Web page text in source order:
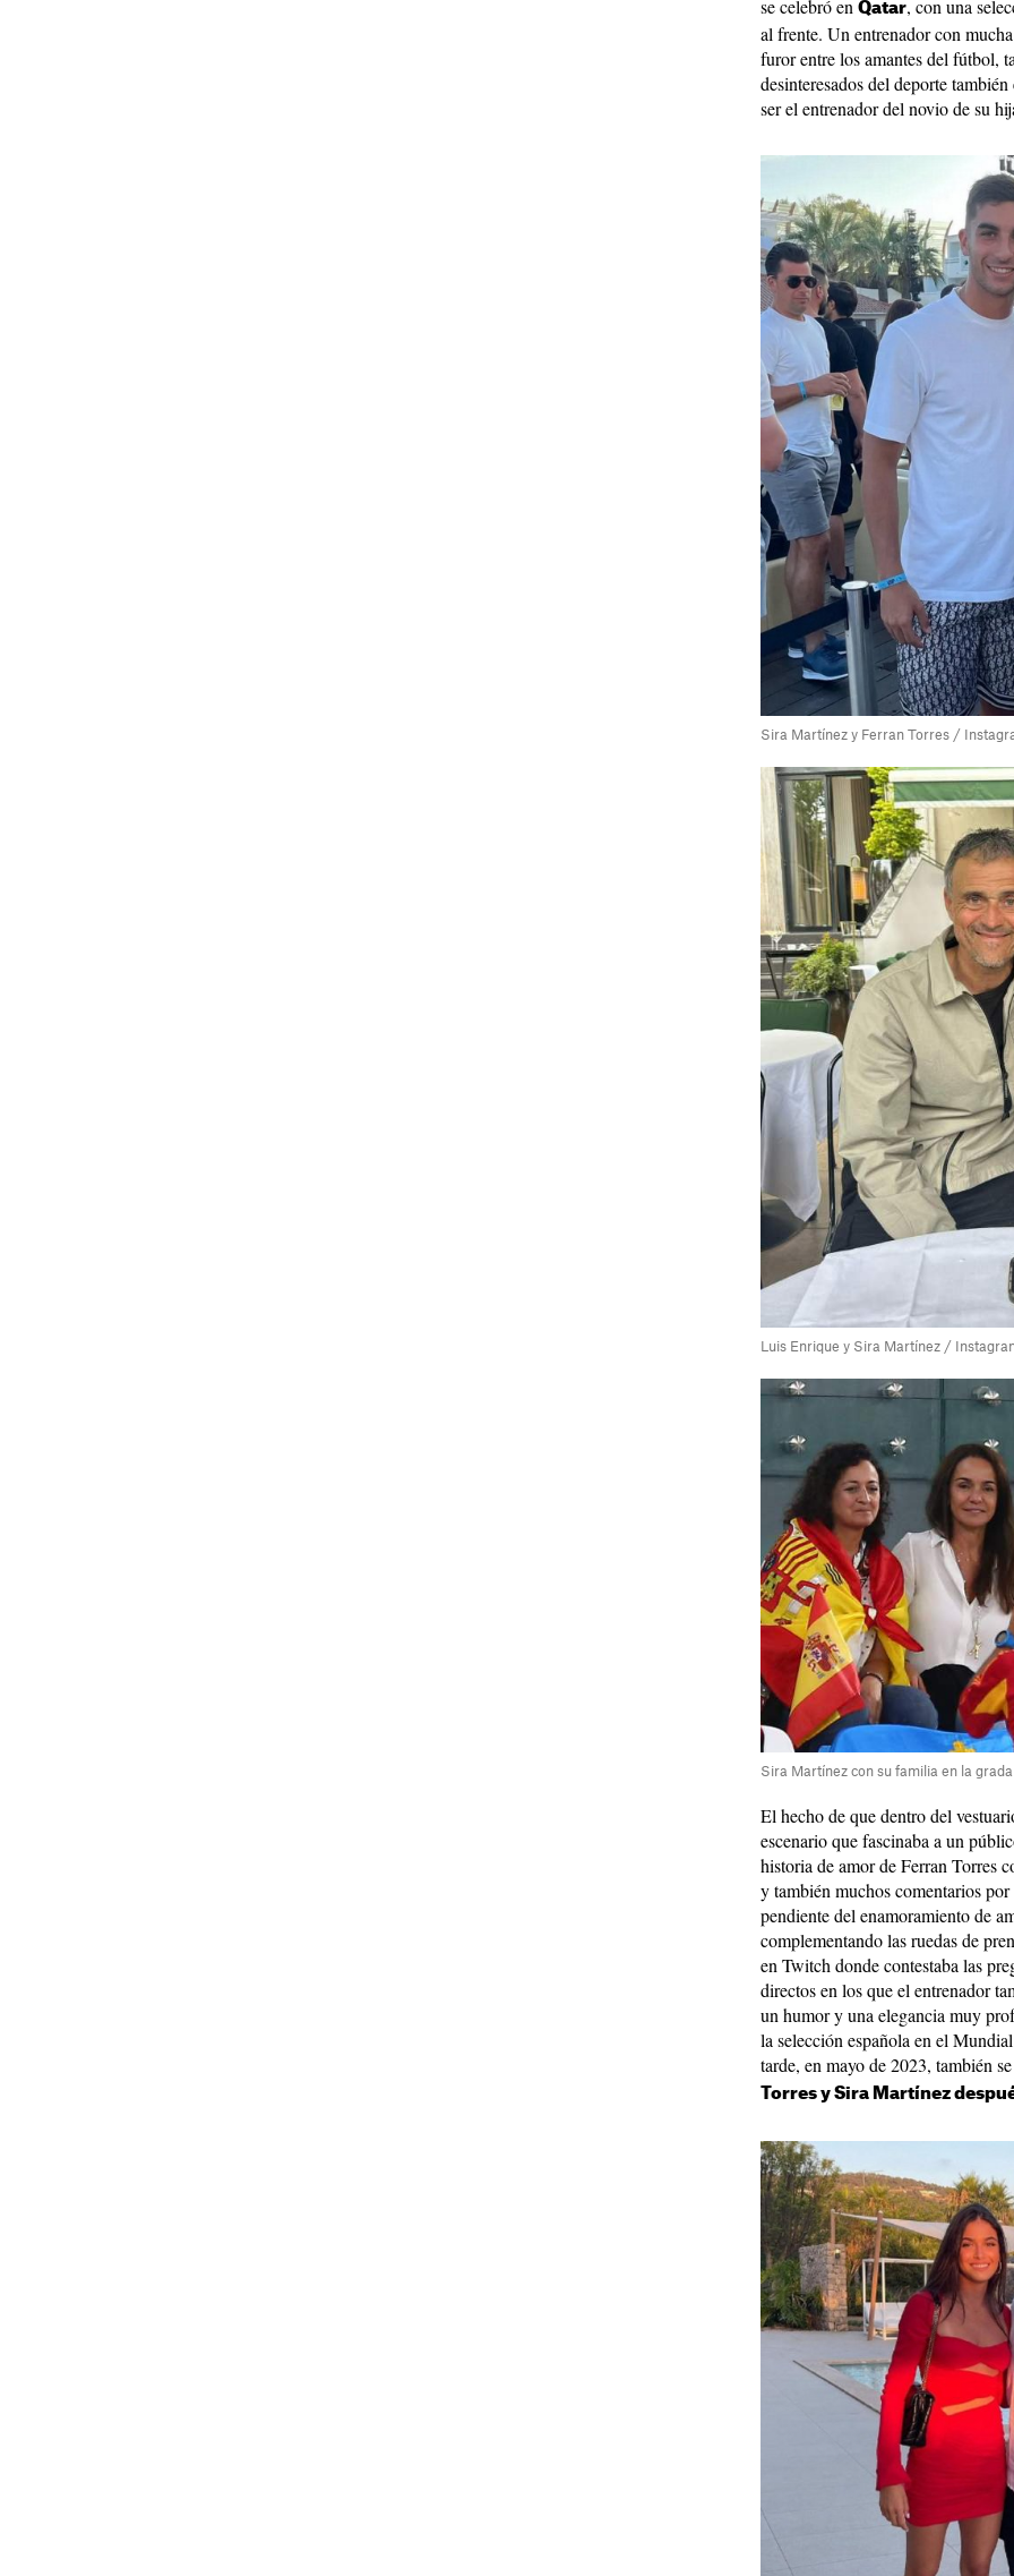
se celebró en Qatar, con una
al frente. Un entrenador con
furor entre los amantes del fútbol,
desinteresados del deporte
ser el entrenador del novio de su
Sira Martínez y Ferran Torres /
Luis Enrique y Sira Martínez /
Sira Martínez con su familia en la
El hecho de que dentro del
escenario que fascinaba a un
historia de amor de Ferran Torres
y también muchos comentarios
pendiente del enamoramiento de
complementando las ruedas de
en Twitch donde contestaba las
directos en los que el entrenador
un humor y una elegancia muy
la selección española en el
tarde, en mayo de 2023, también
Torres y Sira Martínez